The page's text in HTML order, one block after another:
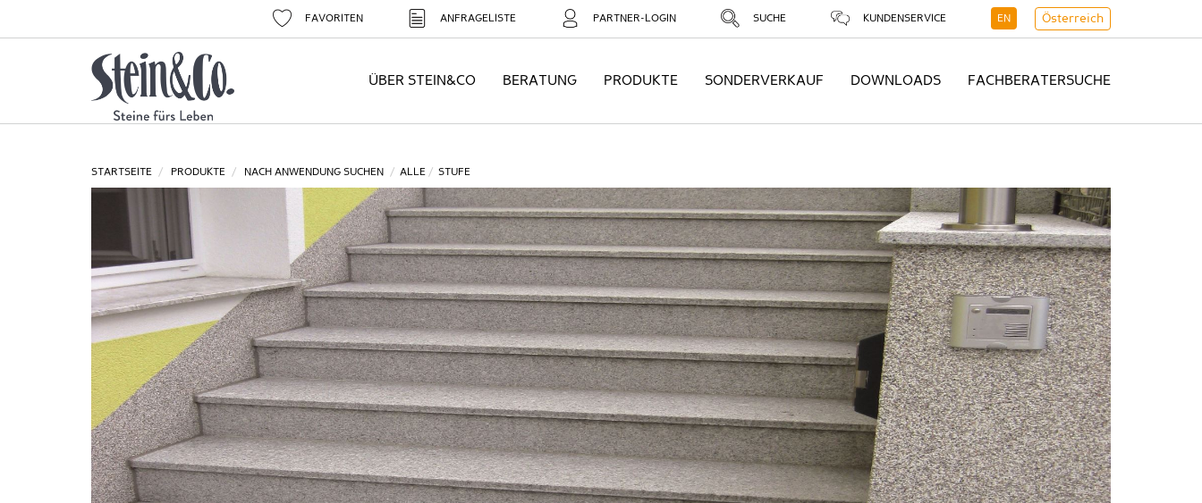
FAVORITEN ANFRAGELISTE PARTNER-LOGIN SUCHE KUNDENSERVICE EN Österreich
ÜBER STEIN&CO BERATUNG PRODUKTE SONDERVERKAUF DOWNLOADS FACHBERATERSUCHE
STARTSEITE PRODUKTE NACH ANWENDUNG SUCHEN ALLE STUFE